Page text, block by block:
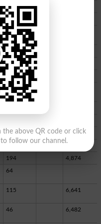
14
2,158
36
88
103
312
146
294 7,694
194 4,874
64
115 6,641
46 6,482
the above QR code or click
follow our channel.